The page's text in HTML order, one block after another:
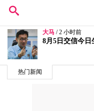
热门新闻
大马 / 2 小时前
安华动小手术至